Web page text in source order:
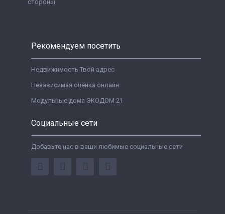
стороны.
Рекомендуем посетить
Недвижимость Твой адрес
Независимая оценка онлайн
Модульные дома ЭКОДОМ 21
Социальные сети
Добавьте нас в ваши любимые социальные сети